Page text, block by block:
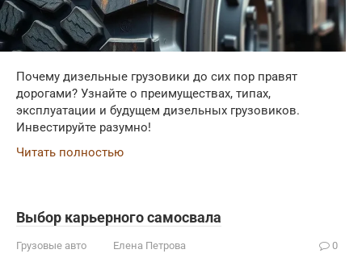
Почему дизельные грузовики до сих пор правят
дорогами? Узнайте о преимуществах, типах,
эксплуатации и будущем дизельных грузовиков.
Инвестируйте разумно!
Читать полностью
Выбор карьерного самосвала
Грузовые авто Елена Петрова 0